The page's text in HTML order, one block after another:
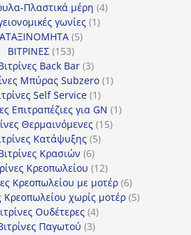
προϊόντα
Πλαστικά μέρη 44
γωνίες 11
ΑΤΑΞΙΝΟΜΗΤΑ 55
ΒΙΤΡΙΝΕΣ 153153
προϊόντα
Back Bar 33
προϊόντα
Mπύρας Subzero 11
Self Service 11
προϊόν
Επιτραπέζιες για GN 11
Θερμαινόμενες 1515
Κατάψυξης 55
Κρασιών 66
προϊόντα
Κρεοπωλείου 1212
προϊόντα
Κρεοπωλείου με μοτέρ 66
προϊόντα
Κρεοπωλείου χωρίς μοτέρ 55
Ουδέτερες 44
προϊόντα
Παγωτού 33